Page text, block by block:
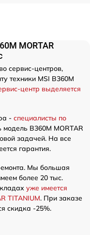
MORTAR
сервис-центров,
техники MSI B360M
центр выделяется
- специалисты по
модель B360M MORTAR
задачей. На все
гарантия.
Мы большая
более 20 тыс.
уже имеется
TITANIUM. При заказе
скидка -25%.